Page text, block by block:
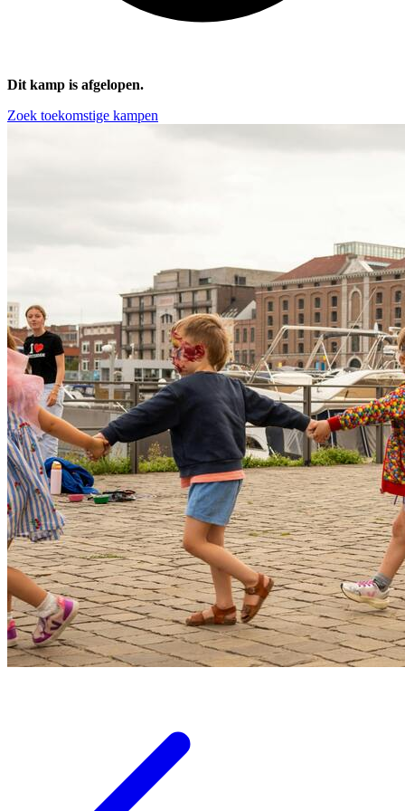
Dit kamp is afgelopen.
Zoek toekomstige kampen